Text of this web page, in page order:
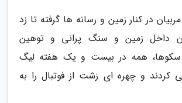
در کنار زمین و رسانه ها گرفته تا زد
داخل زمین و سنگ پرانی و توهین
سکوها، همه در بیست و یک هفته لیگ
کردند و چهره ای زشت از فوتبال را به